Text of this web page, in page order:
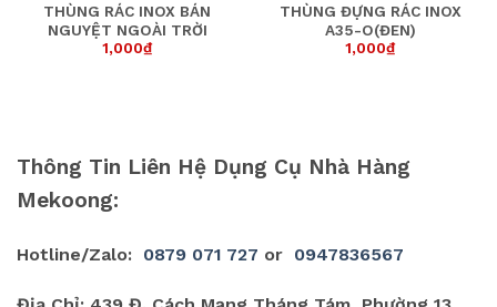
THÙNG RÁC INOX BÁN
NGUYỆT NGOÀI TRỜI
1,000₫
THÙNG ĐỰNG RÁC INOX
A35-O(ĐEN)
1,000₫
Thông Tin Liên Hệ Dụng Cụ Nhà Hàng
Mekoong:
Hotline/Zalo: 0879 071 727 or 0947836567